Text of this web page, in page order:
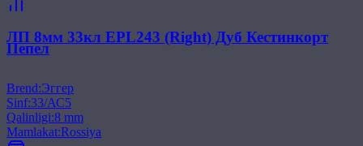
ЛП 8мм 33кл EPL243 (Right) Дуб Кестинкорт
Пепел
Brend:Эггер
Sinf:33/АС5
Qalinligi:8 mm
Mamlakat:Rossiya